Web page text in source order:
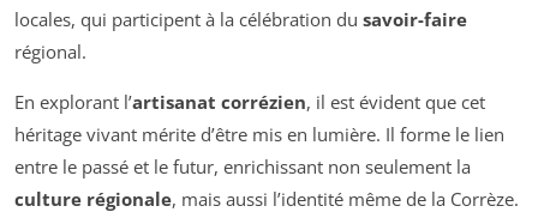
locales, qui participent à la célébration du savoir-faire
régional.
En explorant l’artisanat corrézien, il est évident que cet
héritage vivant mérite d’être mis en lumière. Il forme le lien
entre le passé et le futur, enrichissant non seulement la
culture régionale, mais aussi l’identité même de la Corrèze.